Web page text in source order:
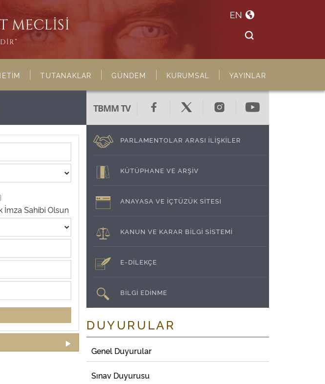
MECLİSİ
EN
TUTANAKLAR GÜNDEM KURUMSAL YAYINLAR
İmza Sahibi Olsun
TBMM TV
PARLAMENTOLAR ARASI İLİŞKİLER
KÜTÜPHANE VE ARŞİV
ANAYASA VE İÇTÜZÜK SİTESİ
KANUN VE KARAR BİLGİ SİSTEMİ
E-DİLEKÇE
BİLGİ EDİNME
DUYURULAR
Genel Duyurular
Sınav Duyurusu